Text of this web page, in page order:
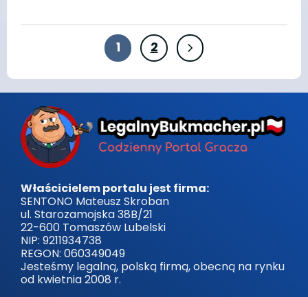
1 2
Właścicielem portalu jest firma:
SENTONO Mateusz Skroban
ul. Starozamojska 38B/21
22-600 Tomaszów Lubelski
NIP: 9211934738
REGON: 060349049
Jesteśmy legalną, polską firmą, obecną na rynku
od kwietnia 2008 r.